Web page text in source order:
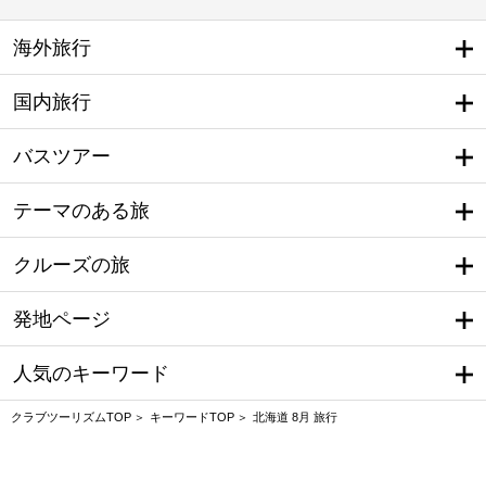
海外旅行
国内旅行
バスツアー
テーマのある旅
クルーズの旅
発地ページ
人気のキーワード
クラブツーリズムTOP キーワードTOP 北海道 8月 旅行